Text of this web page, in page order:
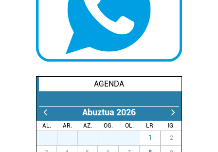
AGENDA
Abuztua 2026
AL. AR. AZ. OG. OL. LR.
IG.
1 2